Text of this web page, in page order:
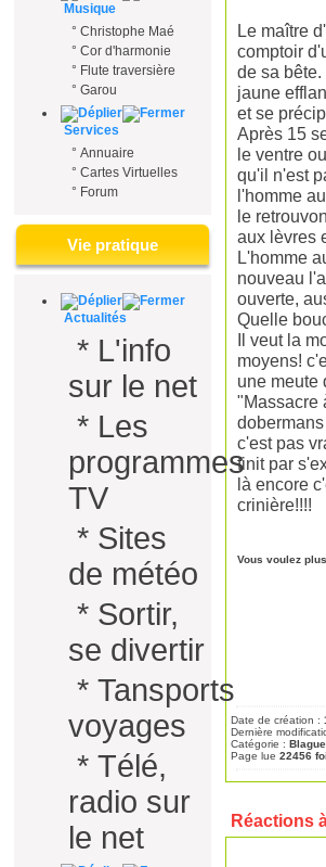
Musique
° Christophe Maé
° Cor d'harmonie
° Flute traversière
° Garou
Services
° Annuaire
° Cartes Virtuelles
° Forum
Vie pratique
Actualités
* L'info
sur le net
* Les
programmes
TV
* Sites
de météo
* Sortir,
se divertir
* Tansports
voyages
* Télé,
radio sur
le net
Le maître
comptoir
de sa
jaune
et se
Après 15
le ventre
qu'il n'est
l'homme
le
aux lèvres
L'homme
nouveau
ouverte,
Quelle
Il veut la
moyens!
une meute
"Massacre
c'est pas
finit par
là encore
crinière!!!!
Vous voulez
Date de création :
Dernière
Catégorie :
Page lue 22456
Réactions